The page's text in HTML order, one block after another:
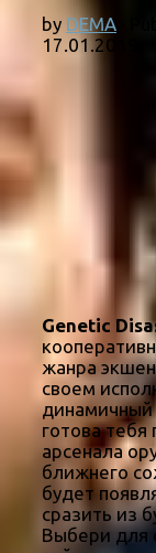
by DEMA ·
17.01.2019
Genetic
жанра
своем
динамичный
готова
арсенала
ближнего
будет
сразить из
Выбери для